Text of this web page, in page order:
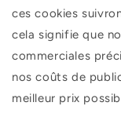
ces cookies
cela signifie que
commerciales
nos coûts de
meilleur prix